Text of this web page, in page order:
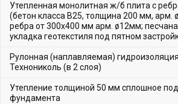
Утепленная монолитная ж/б плита с
(бетон класса В25, толщина 200 мм, арм.
ребра от 300х400 мм арм. ø12мм;
укладка геотекстиля под пятном
Рулонная (наплавляемая)
Технониколь (в 2 слоя)
Утепление толщиной 50 мм сплошное
фундамента